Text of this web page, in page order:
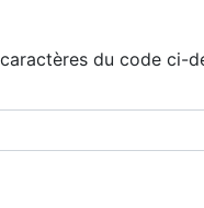
du code ci-